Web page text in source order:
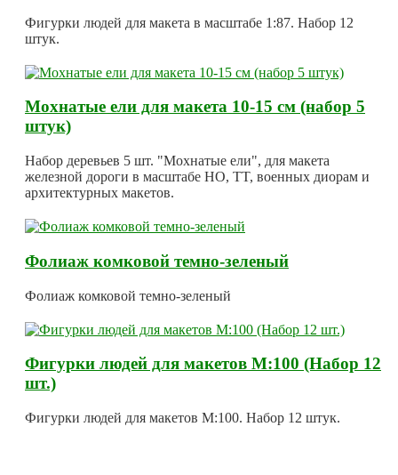
Фигурки людей для макета в масштабе 1:87. Набор 12
штук.
Мохнатые ели для макета 10-15 см (набор 5
штук)
Набор деревьев 5 шт. "Мохнатые ели", для макета
железной дороги в масштабе HO, TT, военных диорам и
архитектурных макетов.
Фолиаж комковой темно-зеленый
Фолиаж комковой темно-зеленый
Фигурки людей для макетов М:100 (Набор 12
шт.)
Фигурки людей для макетов М:100. Набор 12 штук.